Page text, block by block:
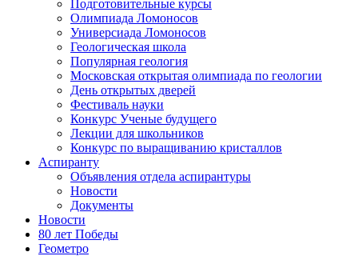
Подготовительные курсы
Олимпиада Ломоносов
Универсиада Ломоносов
Геологическая школа
Популярная геология
Московская открытая олимпиада по геологии
День открытых дверей
Фестиваль науки
Конкурс Ученые будущего
Лекции для школьников
Конкурс по выращиванию кристаллов
Аспиранту
Объявления отдела аспирантуры
Новости
Документы
Новости
80 лет Победы
Геометро